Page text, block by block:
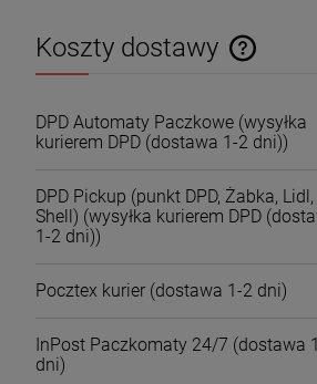
Koszty dostawy
Cena nie zawiera ewentualnych kosztów
DPD Automaty Paczkowe (wysyłka
kurierem DPD (dostawa 1-2 dni))
DPD Pickup (punkt DPD, Żabka, Lidl,
Shell) (wysyłka kurierem DPD
1-2 dni))
Pocztex kurier (dostawa 1-2 dni)
InPost Paczkomaty 24/7 (dostawa
dni)